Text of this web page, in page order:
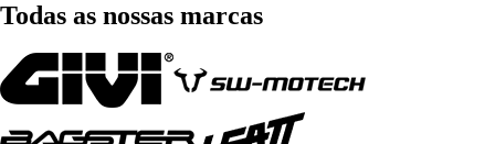
Todas as nossas marcas